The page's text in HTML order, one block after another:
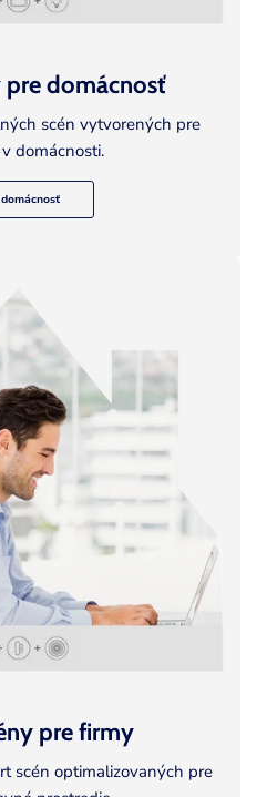
pre domácnosť
scén vytvorených pre
domácnosti.
pre firmy
scén optimalizovaných pre